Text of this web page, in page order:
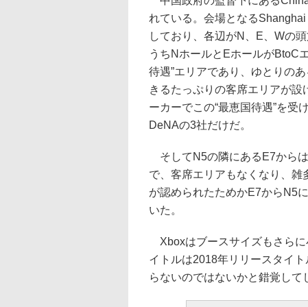
れている。会場となる
しており、各辺がN、E、Wの
うちNホールとEホールがBtoC
待遇”エリアであり、ゆとりの
きるたっぷりの客席エリアが
ーカーでこの“最恵国待遇”を受
DeNAの3社だけだ。
そしてN5の隣にあるE7から
で、客席エリアもなくなり、
が認められたためかE7からN5
いた。
Xboxはブースサイズもさらに
イトルは2018年リリースタイ
らないのではないかと錯覚して